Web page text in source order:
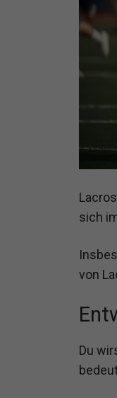
sich
von
Du